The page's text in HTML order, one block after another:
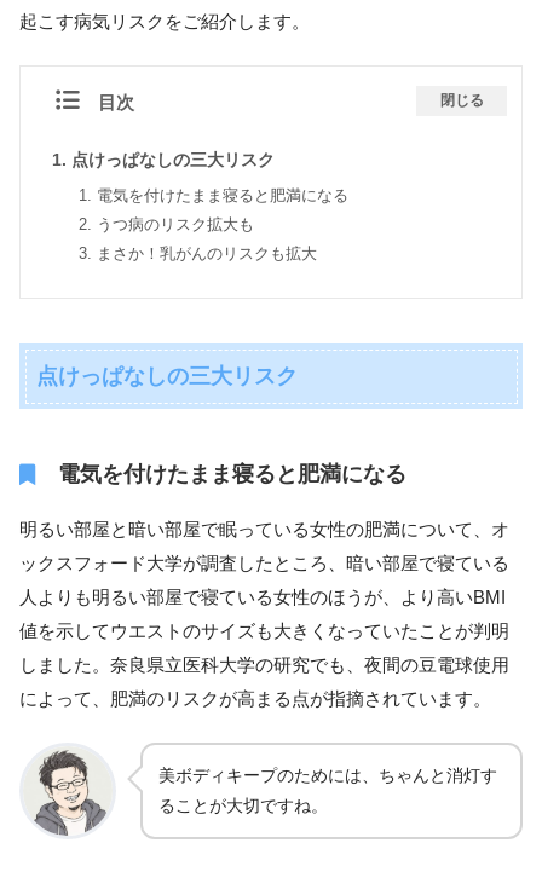
起こす病気リスクをご紹介します。
目次 閉じる
点けっぱなしの三大リスク
電気を付けたまま寝ると肥満になる
うつ病のリスク拡大も
まさか！乳がんのリスクも拡大
点けっぱなしの三大リスク
電気を付けたまま寝ると肥満になる
明るい部屋と暗い部屋で眠っている女性の肥満について、オ
ックスフォード大学が調査したところ、暗い部屋で寝ている
人よりも明るい部屋で寝ている女性のほうが、より高いBMI
値を示してウエストのサイズも大きくなっていたことが判明
しました。奈良県立医科大学の研究でも、夜間の豆電球使用
によって、肥満のリスクが高まる点が指摘されています。
美ボディキープのためには、ちゃんと消灯す
ることが大切ですね。